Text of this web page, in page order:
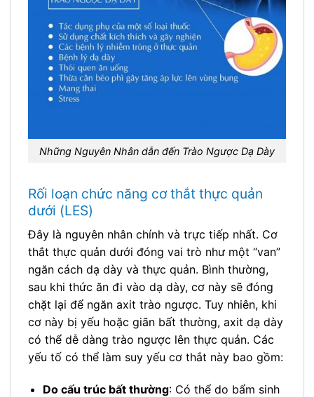
Những Nguyên Nhân dẫn đến Trào Ngược Dạ Dày
Rối loạn chức năng cơ thắt thực quản
dưới (LES)
Đây là nguyên nhân chính và trực tiếp nhất. Cơ
thắt thực quản dưới đóng vai trò như một “van”
ngăn cách dạ dày và thực quản. Bình thường,
sau khi thức ăn đi vào dạ dày, cơ này sẽ đóng
chặt lại để ngăn axit trào ngược. Tuy nhiên, khi
cơ này bị yếu hoặc giãn bất thường, axit dạ dày
có thể dễ dàng trào ngược lên thực quản. Các
yếu tố có thể làm suy yếu cơ thắt này bao gồm:
Do cấu trúc bất thường: Có thể do bẩm sinh